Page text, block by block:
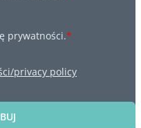
prywatności.*
privacy policy